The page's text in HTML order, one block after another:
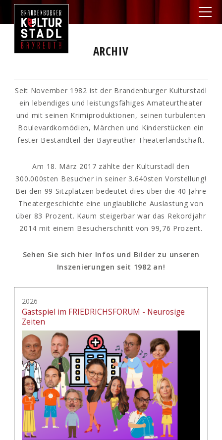
ARCHIV
Seit November 1982 ist der Brandenburger Kulturstadl
ein lebendiges und leistungsfähiges Amateurtheater
und mit seinen Krimiproduktionen, seinen turbulenten
Boulevardkomödien, Märchen und Kinderstücken ein
fester Bestandteil der Bayreuther Theaterlandschaft.
Am 18. März 2017 zählte der Kulturstadl den
300.000sten Besucher in seiner 3.640sten Vorstellung!
Bei den 99 Sitzplätzen bedeutet dies über die 40 Jahre
Theatergeschichte eine unglaubliche Auslastung von
über 83 Prozent. Kaum steigerbar war das Rekordjahr
2014 mit einem Besucherschnitt von 99,76 Prozent.
Sehen Sie sich hier Infos und Bilder zu unseren
Inszenierungen seit 1982 an!
2026
Gastspiel im FRIEDRICHSFORUM - Neurosige
Zeiten